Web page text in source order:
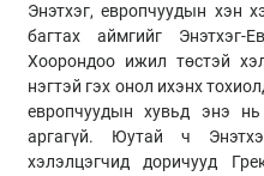
Энэтхэг, европчуудын хэн
багтах аймгийг
Хоорондоо ижил төстэй
нэгтэй гэх онол ихэнх
европчуудын хувьд энэ
аргагүй. Юутай ч
хэлэлцэгчид доричууд